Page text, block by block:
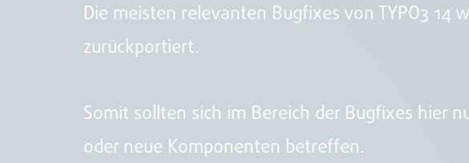
Die meisten relevanten Bugfixes von TYPO3 14
zurückportiert.
Somit sollten sich im Bereich der Bugfixes hier
oder neue Komponenten betreffen.